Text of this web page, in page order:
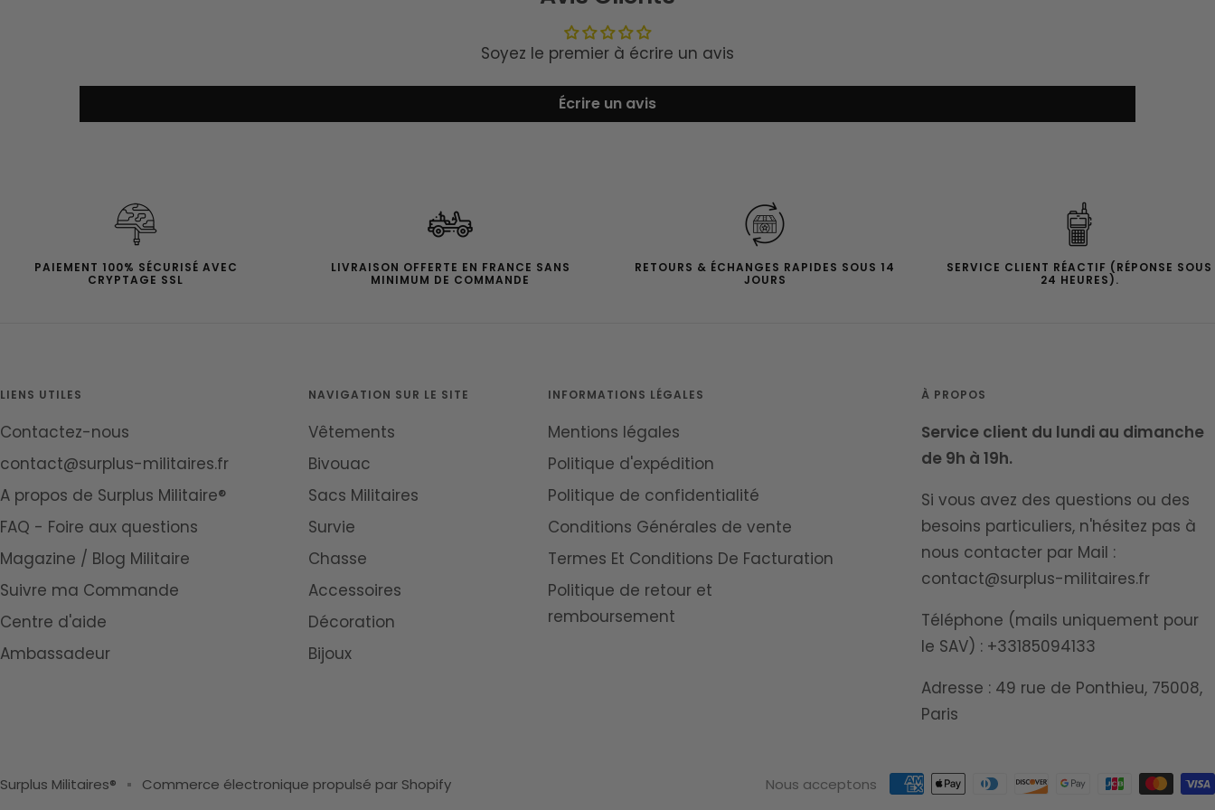
Soyez le premier à écrire un avis
Écrire un avis
PAIEMENT 100% SÉCURISÉ AVEC
CRYPTAGE SSL
LIVRAISON OFFERTE EN FRANCE SANS
MINIMUM DE COMMANDE
RETOURS & ÉCHANGES RAPIDES SOUS 14
JOURS
SERVICE CLIENT RÉACTIF (RÉPONSE SOUS
24 HEURES).
LIENS UTILES
Contactez-nous
contact@surplus-militaires.fr
A propos de Surplus Militaire®
FAQ - Foire aux questions
Magazine / Blog Militaire
Suivre ma Commande
Centre d'aide
Ambassadeur
NAVIGATION SUR LE SITE
Vêtements
Bivouac
Sacs Militaires
Survie
Chasse
Accessoires
Décoration
Bijoux
INFORMATIONS LÉGALES
Mentions légales
Politique d'expédition
Politique de confidentialité
Conditions Générales de vente
Termes Et Conditions De Facturation
Politique de retour et
remboursement
À PROPOS
Service client du lundi au dimanche
de 9h à 19h.
Si vous avez des questions ou des
besoins particuliers, n'hésitez pas à
nous contacter par Mail :
contact@surplus-militaires.fr
Téléphone (mails uniquement pour
le SAV) : +33185094133
Adresse : 49 rue de Ponthieu, 75008,
Paris
Surplus Militaires® Commerce électronique propulsé par Shopify Nous acceptons